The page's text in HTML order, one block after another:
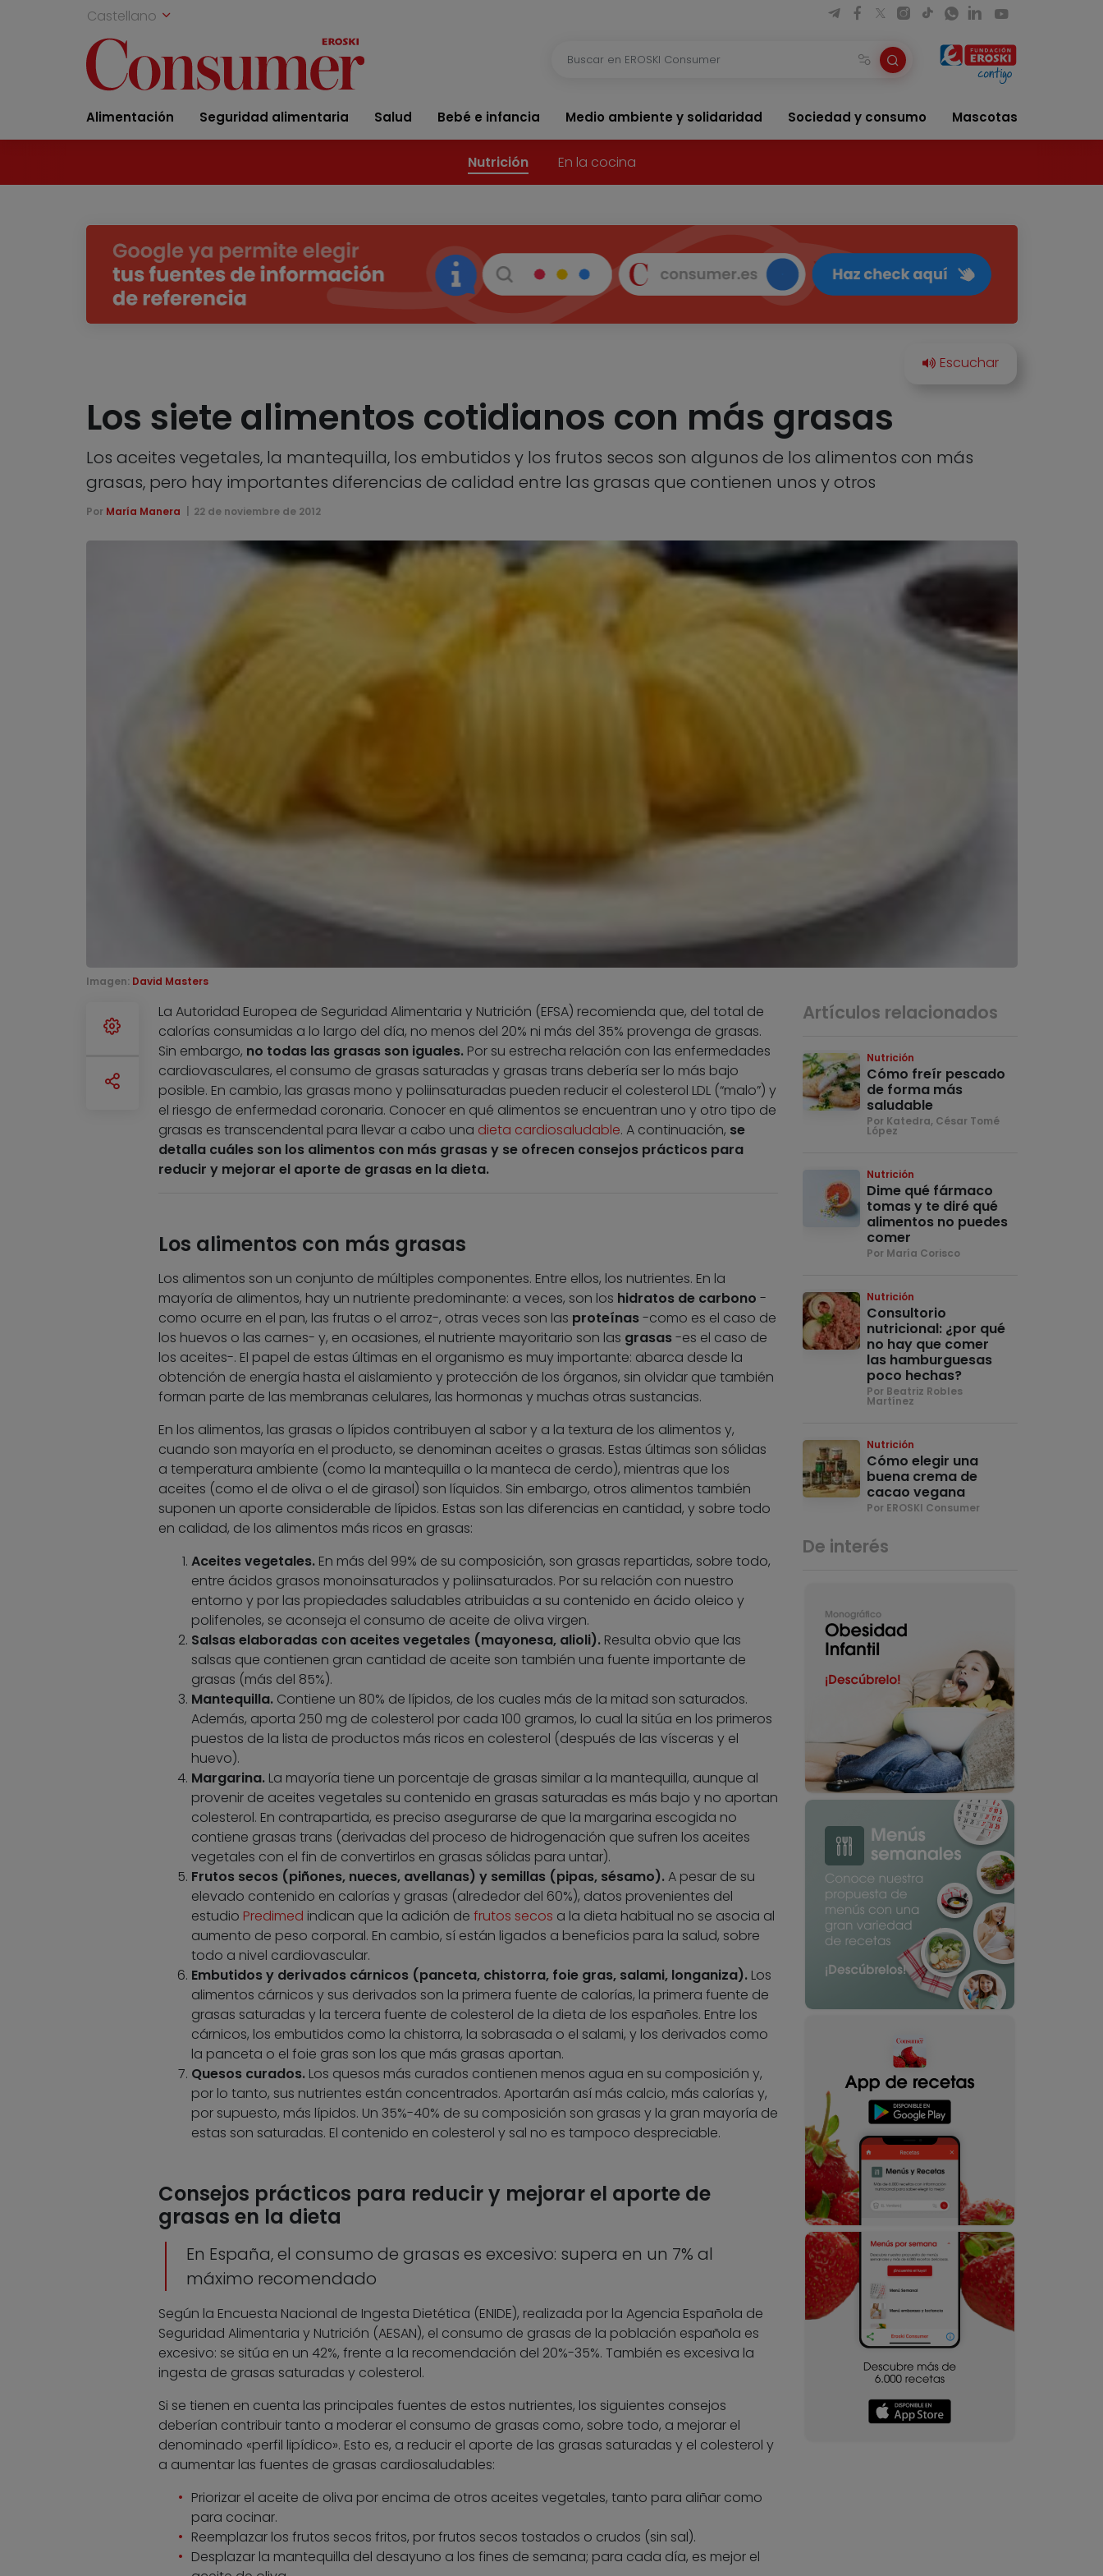
Castellano
Alimentación Seguridad alimentaria Salud Bebé e infancia Medio ambiente y solidaridad Sociedad y consumo Mascotas
Nutrición En la cocina
Los siete alimentos cotidianos con más grasas
Los aceites vegetales, la mantequilla, los embutidos y los frutos secos son algunos de los alimentos con más
grasas, pero hay importantes diferencias de calidad entre las grasas que contienen unos y otros
Por María Manera 22 de noviembre de 2012
Imagen: David Masters
La Autoridad Europea de Seguridad Alimentaria y Nutrición (EFSA) recomienda que, del total de
calorías consumidas a lo largo del día, no menos del 20% ni más del 35% provenga de grasas.
Sin embargo, no todas las grasas son iguales.Por su estrecha relación con las enfermedades
cardiovasculares, el consumo de grasas saturadas y grasas trans debería ser lo más bajo
posible. En cambio, las grasas mono y poliinsaturadas pueden reducir el colesterol LDL (“malo”) y
el riesgo de enfermedad coronaria. Conocer en qué alimentos se encuentran uno y otro tipo de
grasas es transcendental para llevar a cabo una dieta cardiosaludable. A continuación, se
detalla cuáles son los alimentos con más grasas y se ofrecen consejos prácticos para
reducir y mejorar el aporte de grasas en la dieta.
Los alimentos con más grasas
Los alimentos son un conjunto de múltiples componentes. Entre ellos, los nutrientes. En la
mayoría de alimentos, hay un nutriente predominante: a veces, son los hidratos de carbono -
como ocurre en el pan, las frutas o el arroz-, otras veces son las proteínas-como es el caso de
los huevos o las carnes- y, en ocasiones, el nutriente mayoritario son las grasas-es el caso de
los aceites-. El papel de estas últimas en el organismo es muy importante: abarca desde la
obtención de energía hasta el aislamiento y protección de los órganos, sin olvidar que también
forman parte de las membranas celulares, las hormonas y muchas otras sustancias.
En los alimentos, las grasas o lípidos contribuyen al sabor y a la textura de los alimentos y,
cuando son mayoría en el producto, se denominan aceites o grasas. Estas últimas son sólidas
a temperatura ambiente (como la mantequilla o la manteca de cerdo), mientras que los
aceites (como el de oliva o el de girasol) son líquidos. Sin embargo, otros alimentos también
suponen un aporte considerable de lípidos. Estas son las diferencias en cantidad, y sobre todo
en calidad, de los alimentos más ricos en grasas:
Aceites vegetales.En más del 99% de su composición, son grasas repartidas, sobre todo,
entre ácidos grasos monoinsaturados y poliinsaturados. Por su relación con nuestro
entorno y por las propiedades saludables atribuidas a su contenido en ácido oleico y
polifenoles, se aconseja el consumo de aceite de oliva virgen.
Salsas elaboradas con aceites vegetales (mayonesa, alioli).Resulta obvio que las
salsas que contienen gran cantidad de aceite son también una fuente importante de
grasas (más del 85%).
Mantequilla.Contiene un 80% de lípidos, de los cuales más de la mitad son saturados.
Además, aporta 250 mg de colesterol por cada 100 gramos, lo cual la sitúa en los primeros
puestos de la lista de productos más ricos en colesterol (después de las vísceras y el
huevo).
Margarina.La mayoría tiene un porcentaje de grasas similar a la mantequilla, aunque al
provenir de aceites vegetales su contenido en grasas saturadas es más bajo y no aportan
colesterol. En contrapartida, es preciso asegurarse de que la margarina escogida no
contiene grasas trans (derivadas del proceso de hidrogenación que sufren los aceites
vegetales con el fin de convertirlos en grasas sólidas para untar).
Frutos secos (piñones, nueces, avellanas) y semillas (pipas, sésamo).A pesar de su
elevado contenido en calorías y grasas (alrededor del 60%), datos provenientes del
estudio Predimed indican que la adición de frutos secos a la dieta habitual no se asocia al
aumento de peso corporal. En cambio, sí están ligados a beneficios para la salud, sobre
todo a nivel cardiovascular.
Embutidos y derivados cárnicos (panceta, chistorra, foie gras, salami, longaniza).Los
alimentos cárnicos y sus derivados son la primera fuente de calorías, la primera fuente de
grasas saturadas y la tercera fuente de colesterol de la dieta de los españoles. Entre los
cárnicos, los embutidos como la chistorra, la sobrasada o el salami, y los derivados como
la panceta o el foie gras son los que más grasas aportan.
Quesos curados.Los quesos más curados contienen menos agua en su composición y,
por lo tanto, sus nutrientes están concentrados. Aportarán así más calcio, más calorías y,
por supuesto, más lípidos. Un 35%-40% de su composición son grasas y la gran mayoría de
estas son saturadas. El contenido en colesterol y sal no es tampoco despreciable.
Consejos prácticos para reducir y mejorar el aporte de
grasas en la dieta
En España, el consumo de grasas es excesivo: supera en un 7% al
máximo recomendado
Según la Encuesta Nacional de Ingesta Dietética (ENIDE), realizada por la Agencia Española de
Seguridad Alimentaria y Nutrición (AESAN), el consumo de grasas de la población española es
excesivo: se sitúa en un 42%, frente a la recomendación del 20%-35%. También es excesiva la
ingesta de grasas saturadas y colesterol.
Si se tienen en cuenta las principales fuentes de estos nutrientes, los siguientes consejos
deberían contribuir tanto a moderar el consumo de grasas como, sobre todo, a mejorar el
denominado «perfil lipídico». Esto es, a reducir el aporte de las grasas saturadas y el colesterol y
a aumentar las fuentes de grasas cardiosaludables:
Priorizar el aceite de oliva por encima de otros aceites vegetales, tanto para aliñar como
para cocinar.
Reemplazar los frutos secos fritos, por frutos secos tostados o crudos (sin sal).
Desplazar la mantequilla del desayuno a los fines de semana; para cada día, es mejor el
Artículos relacionados
Nutrición
Cómo freír pescado
de forma más
saludable
Por Katedra, César Tomé
López
Nutrición
Dime qué fármaco
tomas y te diré qué
alimentos no puedes
comer
Por María Corisco
Nutrición
Consultorio
nutricional: ¿por qué
no hay que comer
las hamburguesas
poco hechas?
Por Beatriz Robles
Martínez
Nutrición
Cómo elegir una
buena crema de
cacao vegana
Por EROSKI Consumer
De interés